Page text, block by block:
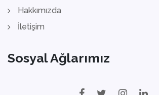
Hakkımızda
İletişim
Sosyal Ağlarımız